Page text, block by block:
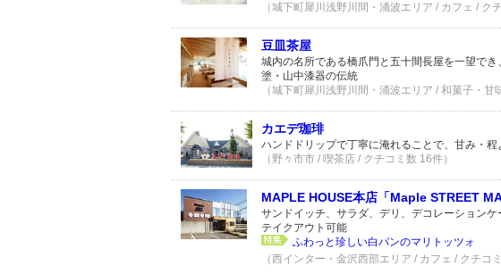
（城下町犀川浅野川間・涌波エリア / カフェ / ク
豆皿茶屋
城内の名所である橋爪門と五十間長屋を一望で
塗・山中漆器の伝統
（城下町犀川浅野川間・涌波エリア / 和菓子・甘
カエデ珈琲
ハンドドリップで丁寧に淹れることで、甘み・
（野々市市 / 喫茶店 / クチコミ数 16件）
MAPLE HOUSE本店「Maple STREET
サンドイッチ、サラダ、デリ、デコレーション
テイクアウト可能
ふわっと珍しい白パンのマリトッツォ
（西インター・金沢西部エリア / カフェ / クチコ